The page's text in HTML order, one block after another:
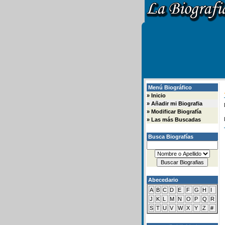
Menú Biográfico
» Inicio
» Añadir mi Biografia
» Modificar Biografía
» Las más Buscadas
Busca Biografías
Abecedario
A B C D E F G H
I
J
K L M N O P Q
R
S T U V W X Y Z #